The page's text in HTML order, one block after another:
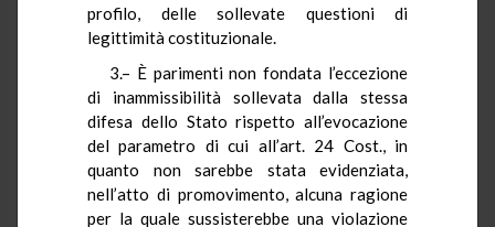
profilo, delle sollevate questioni di
legittimità costituzionale.
3.– È parimenti non fondata l’eccezione
di inammissibilità sollevata dalla stessa
difesa dello Stato rispetto all’evocazione
del parametro di cui all’art. 24 Cost., in
quanto non sarebbe stata evidenziata,
nell’atto di promovimento, alcuna ragione
per la quale sussisterebbe una violazione